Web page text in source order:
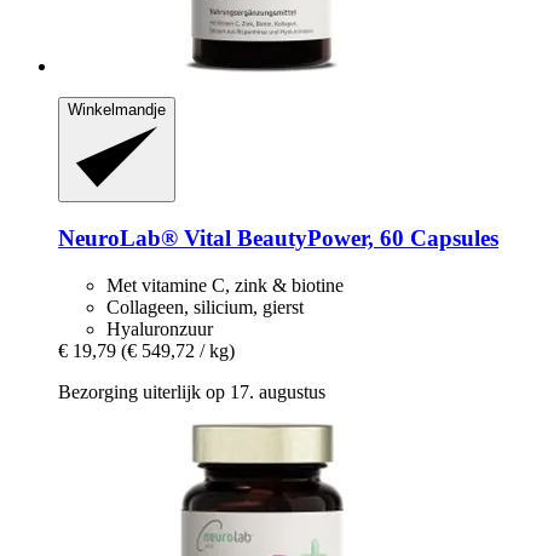
Winkelmandje
NeuroLab® Vital BeautyPower, 60 Capsules
Met vitamine C, zink & biotine
Collageen, silicium, gierst
Hyaluronzuur
€ 19,79 (€ 549,72 / kg)
Bezorging uiterlijk op 17. augustus